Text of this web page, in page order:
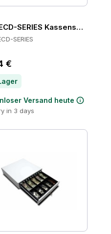
SERIES
SERIES
€
Versand heute
in 3 days